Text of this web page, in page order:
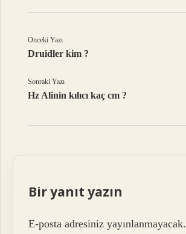
Önceki Yazı
Druidler kim ?
Sonraki Yazı
Hz Alinin kılıcı kaç cm ?
Bir yanıt yazın
E-posta adresiniz yayınlanmayacak.